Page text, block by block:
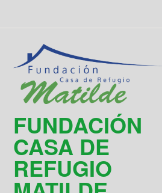
contenido
FUNDACIÓN
CASA DE
REFUGIO